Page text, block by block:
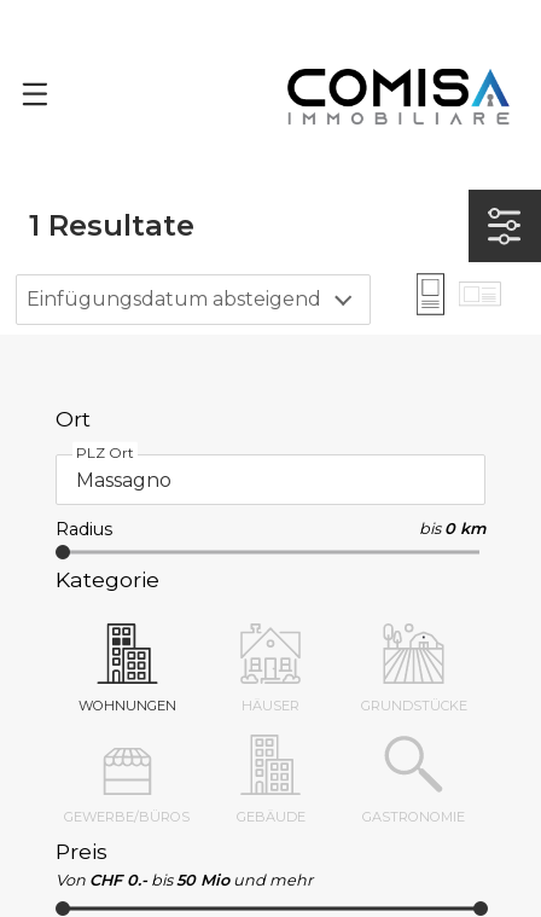
1 Resultate
Einfügungsdatum absteigend
Ort
PLZ Ort
Radius bis 0 km
Kategorie
WOHNUNGEN HÄUSER GRUNDSTÜCKE
GEWERBE/BÜROS GEBÄUDE GASTRONOMIE
Preis
Von CHF 0.- bis 50 Mio und mehr